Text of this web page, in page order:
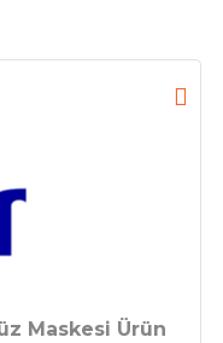
Maskesi Ürün